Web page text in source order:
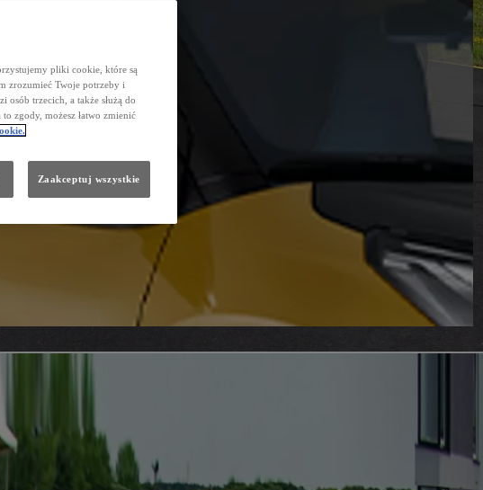
pliki cookie, które są
zrozumieć Twoje potrzeby i
osób trzecich, a także służą do
zgody, możesz łatwo zmienić
Zaakceptuj wszystkie